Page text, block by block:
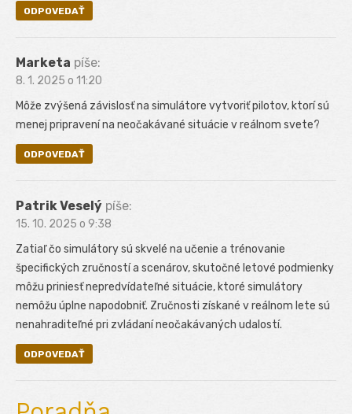
ODPOVEDAŤ
Marketa píše:
8. 1. 2025 o 11:20
Môže zvýšená závislosť na simulátore vytvoriť pilotov, ktorí sú
menej pripravení na neočakávané situácie v reálnom svete?
ODPOVEDAŤ
Patrik Veselý píše:
15. 10. 2025 o 9:38
Zatiaľ čo simulátory sú skvelé na učenie a trénovanie
špecifických zručností a scenárov, skutočné letové podmienky
môžu priniesť nepredvídateľné situácie, ktoré simulátory
nemôžu úplne napodobniť. Zručnosti získané v reálnom lete sú
nenahraditeľné pri zvládaní neočakávaných udalostí.
ODPOVEDAŤ